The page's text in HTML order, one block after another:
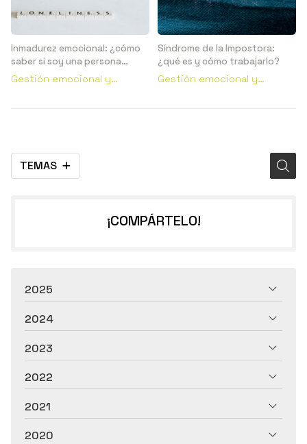
TEMAS
Inmadurez emocional: ¿cómo
saber si soy una persona
emocionalmente inmadura?
Gestión emocional y
Síndrome de la Impostora:
¿qué es y cómo trabajarlo?
Gestión emocional y
¡COMPÁRTELO!
2025
2024
2023
2022
2021
2020